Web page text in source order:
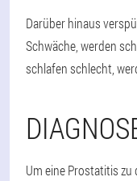
Darüber hinaus
Schwäche, werden
schlafen schlecht,
Um eine Prostatitis